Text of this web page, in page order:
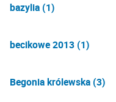
bazylia (1)
becikowe 2013 (1)
Begonia królewska (3)